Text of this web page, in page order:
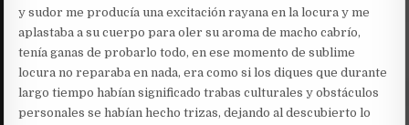
y sudor me producía una excitación rayana en la locura y me
aplastaba a su cuerpo para oler su aroma de macho cabrío,
tenía ganas de probarlo todo, en ese momento de sublime
locura no reparaba en nada, era como si los diques que durante
largo tiempo habían significado trabas culturales y obstáculos
personales se habían hecho trizas, dejando al descubierto lo